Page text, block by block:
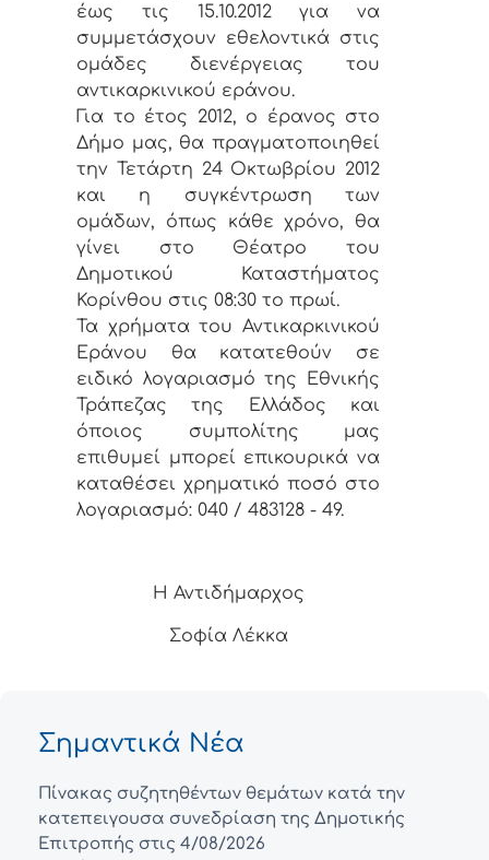
έως τις 15.10.2012 για να
συμμετάσχουν εθελοντικά στις
ομάδες διενέργειας του
αντικαρκινικού εράνου.
Για το έτος 2012, ο έρανος στο
Δήμο μας, θα πραγματοποιηθεί
την Τετάρτη 24 Οκτωβρίου 2012
και η συγκέντρωση των
ομάδων, όπως κάθε χρόνο, θα
γίνει στο Θέατρο του
Δημοτικού Καταστήματος
Κορίνθου στις 08:30 το πρωί.
Τα χρήματα του Αντικαρκινικού
Εράνου θα κατατεθούν σε
ειδικό λογαριασμό της Εθνικής
Τράπεζας της Ελλάδος και
όποιος συμπολίτης μας
επιθυμεί μπορεί επικουρικά να
καταθέσει χρηματικό ποσό στο
λογαριασμό: 040 / 483128 - 49.
Η Αντιδήμαρχος
Σοφία Λέκκα
Σημαντικά Νέα
Πίνακας συζητηθέντων θεμάτων κατά την
κατεπειγουσα συνεδρίαση της Δημοτικής
Επιτροπής στις 4/08/2026